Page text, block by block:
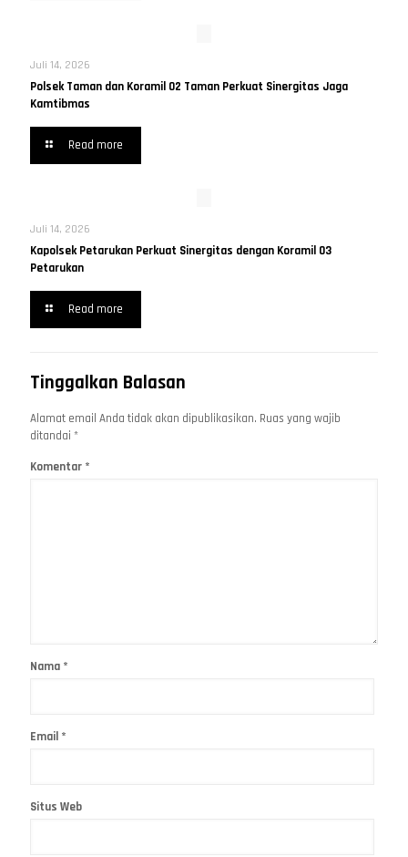
Juli 14, 2026
Polsek Taman dan Koramil 02 Taman Perkuat Sinergitas Jaga
Kamtibmas
Read more
Juli 14, 2026
Kapolsek Petarukan Perkuat Sinergitas dengan Koramil 03
Petarukan
Read more
Tinggalkan Balasan
Alamat email Anda tidak akan dipublikasikan. Ruas yang wajib
ditandai *
Komentar *
Nama *
Email *
Situs Web